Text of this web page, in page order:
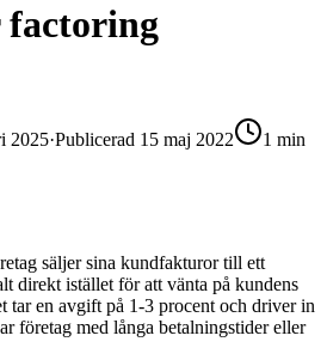
factoring
2025·Publicerad 15 maj 2022
1 min
säljer sina kundfakturor till ett
direkt istället för att vänta på kundens
tar en avgift på 1-3 procent och driver in
företag med långa betalningstider eller